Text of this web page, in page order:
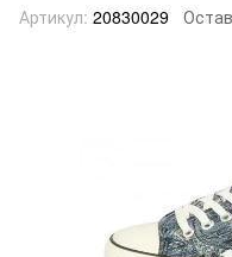
Артикул: 20830029